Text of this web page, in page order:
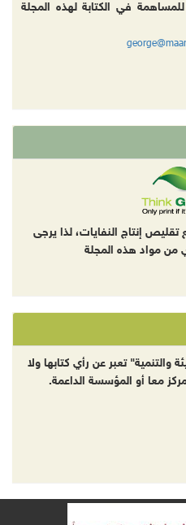
في الكتابة لهذه المجلة
إنتاج النفايات، لذا يرجى
من مواد هذه المجلة
والتنمية" تعبر عن رأي كتابها ولا
معا أو المؤسسة الداعمة.